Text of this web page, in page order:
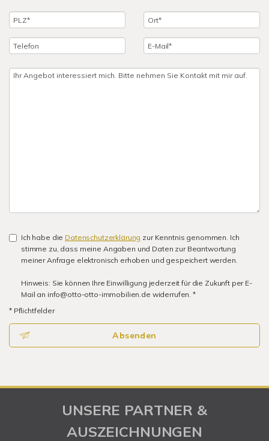
Ich habe die Datenschutzerklärung zur Kenntnis genommen. Ich
stimme zu, dass meine Angaben und Daten zur Beantwortung
meiner Anfrage elektronisch erhoben und gespeichert werden.
Hinweis: Sie können Ihre Einwilligung jederzeit für die Zukunft per E-
Mail an info@otto-otto-immobilien.de widerrufen. *
* Pflichtfelder
Absenden
UNSERE PARTNER &
AUSZEICHNUNGEN